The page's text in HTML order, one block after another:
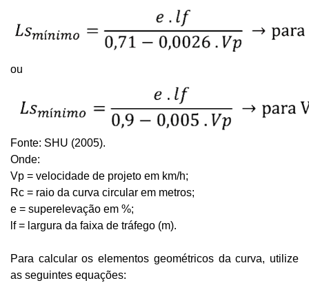
ou
Fonte: SHU (2005).
Onde:
Vp = velocidade de projeto em km/h;
Rc = raio da curva circular em metros;
e = superelevação em %;
lf = largura da faixa de tráfego (m).
Para calcular os elementos geométricos da curva, utilize
as seguintes equações: